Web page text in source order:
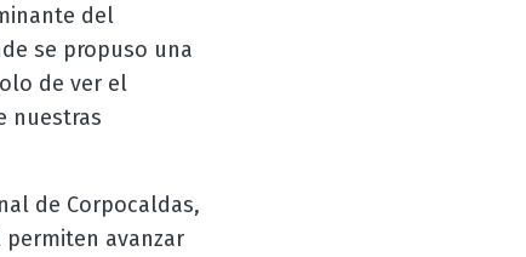
del
se propuso una
de ver el
nuestras
de Corpocaldas,
avanzar